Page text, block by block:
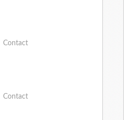
Contact
Contact